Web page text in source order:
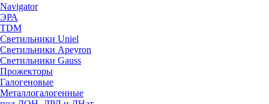
Navigator
ЭРА
TDM
Светильники Uniel
Светильники Apeyron
Светильники Gauss
Прожекторы
Галогеновые
Металлогалогенные